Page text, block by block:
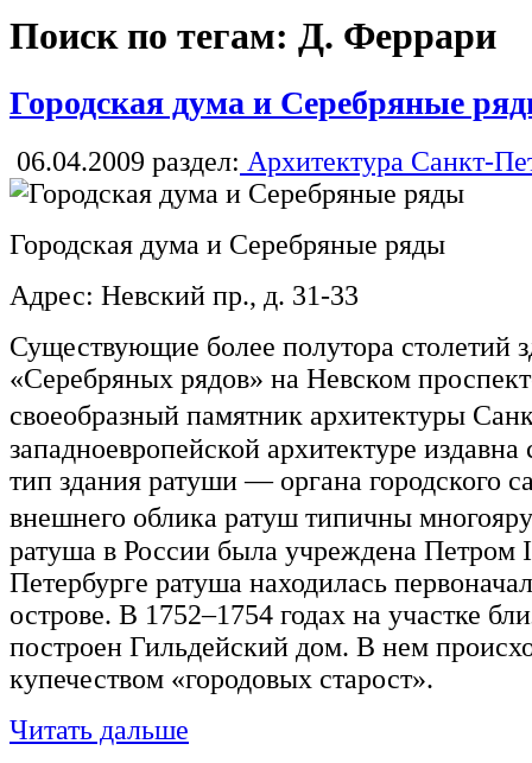
Поиск по тегам: Д. Феррари
Городская дума и Серебряные
06.04.2009 раздел: Архитектура Санкт-
Городская дума и Серебряные ряды
Адрес: Невский пр., д. 31-33
Существующие более полутора столетий
«Серебряных рядов» на Невском
своеобразный памятник архитектуры
западноевропейской архитектуре
тип здания ратуши — органа городского
внешнего облика ратуш типичны
ратуша в России была учреждена Петром
Петербурге ратуша находилась
острове. В 1752–1754 годах на участке
построен Гильдейский дом. В нем
купечеством «городовых старост».
Читать дальше